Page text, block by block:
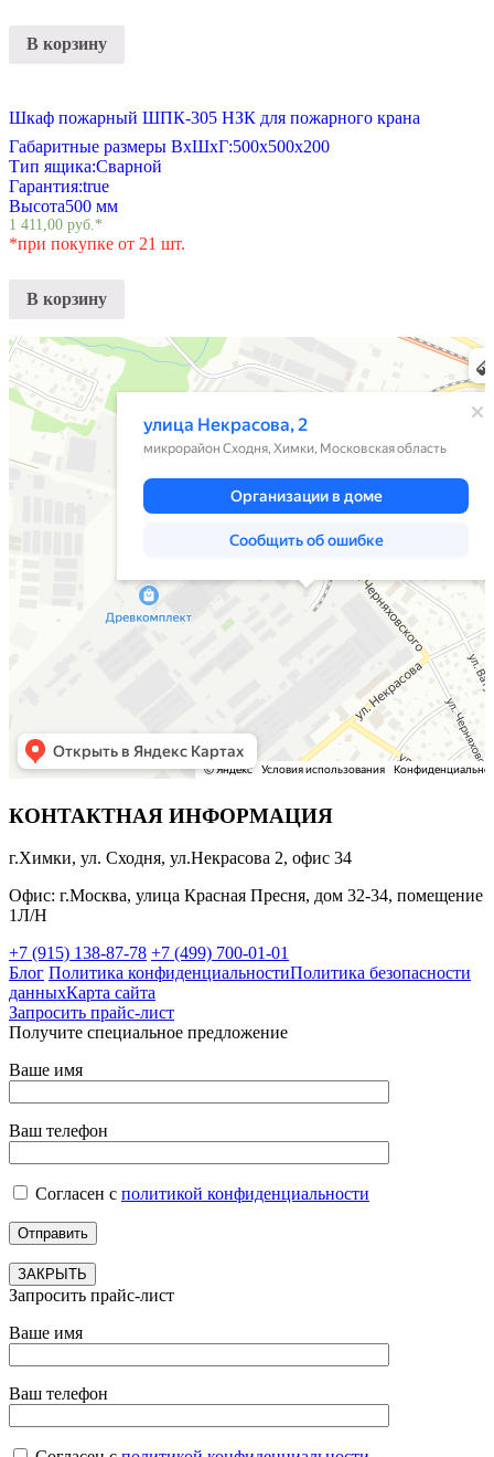
В корзину
Шкаф пожарный ШПК-305 НЗК для пожарного крана
Габаритные размеры ВхШхГ:500х500х200
Тип ящика:Сварной
Гарантия:true
Высота500 мм
1 411,00 руб.*
*при покупке от 21 шт.
В корзину
Химки
Яндекс Карты — транспорт, навигация, поиск мест
КОНТАКТНАЯ ИНФОРМАЦИЯ
г.Химки, ул. Сходня, ул.Некрасова 2, офис 34
Офис: г.Москва, улица Красная Пресня, дом 32-34, помещение
1Л/Н
+7 (915) 138-87-78 +7 (499) 700-01-01
Блог Политика конфиденциальностиПолитика безопасности
данныхКарта сайта
Запросить прайс-лист
Получите специальное предложение
Ваше имя
Ваш телефон
Согласен с политикой конфиденциальности
ЗАКРЫТЬ
Запросить прайс-лист
Ваше имя
Ваш телефон